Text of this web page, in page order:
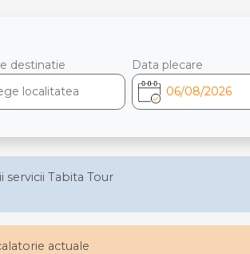
destinatie Data plecare
servicii Tabita Tour
actuale